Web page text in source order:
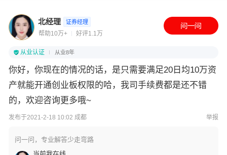
北经理 证券经理
帮助10万+ 好评1.1万
从业认证 从业8年
你好，你现在的情况的话，是只需要满足20日均10万资
产就能开通创业板权限的哈，我司手续费都是还不错
的，欢迎咨询更多哦~
发布于2021-2-18 10:02 成都 举报
问一问，专业解答少走弯路